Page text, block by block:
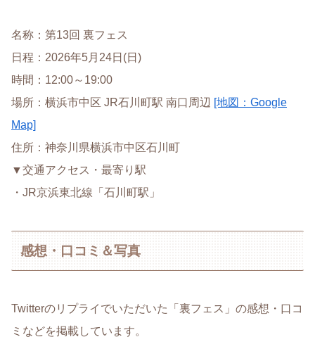
名称：第13回 裏フェス
日程：2026年5月24日(日)
時間：12:00～19:00
場所：横浜市中区 JR石川町駅 南口周辺 [地図：Google
Map]
住所：神奈川県横浜市中区石川町
▼交通アクセス・最寄り駅
・JR京浜東北線「石川町駅」
感想・口コミ＆写真
Twitterのリプライでいただいた「裏フェス」の感想・口コ
ミなどを掲載しています。